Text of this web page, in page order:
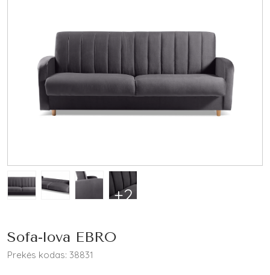
+2
Sofa-lova EBRO
Prekės kodas: 38831